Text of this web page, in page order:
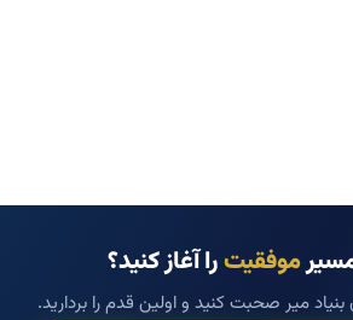
مسیرموفقیترا آغاز کنید؟
میر صحبت کنید و اولین قدم را بردارید.